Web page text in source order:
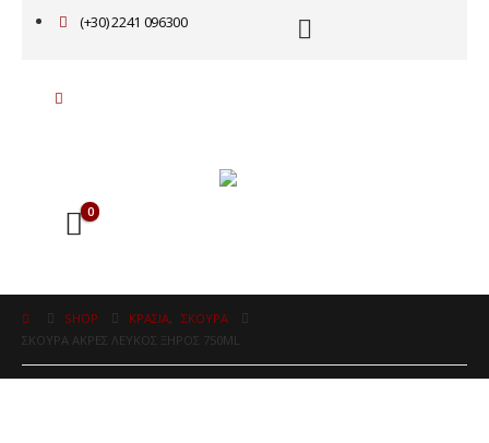
(+30) 2241 096300
0
SHOP ΚΡΑΣΙΑ
ΣΚΟΥΡΑ
ΣΚΟΥΡΑ ΑΚΡΕΣ ΛΕΥΚΟΣ ΞΗΡΟΣ 750ML